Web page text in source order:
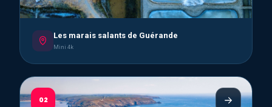
Les marais salants de Guérande
Mini 4k
02